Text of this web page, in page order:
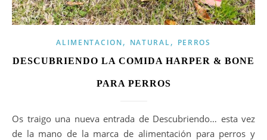
ALIMENTACION, NATURAL, PERROS
DESCUBRIENDO LA COMIDA HARPER & BONE
PARA PERROS
Os traigo una nueva entrada de Descubriendo… esta vez
de la mano de la marca de alimentación para perros y